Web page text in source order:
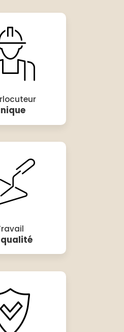
qualité